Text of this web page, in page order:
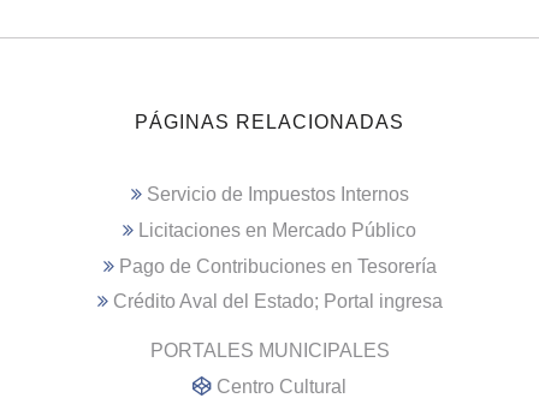
PÁGINAS RELACIONADAS
Servicio de Impuestos Internos
Licitaciones en Mercado Público
Pago de Contribuciones en Tesorería
Crédito Aval del Estado; Portal ingresa
PORTALES MUNICIPALES
Centro Cultural